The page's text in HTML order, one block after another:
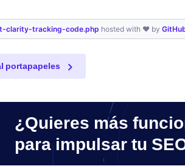
clarity-tracking-code.php hosted with ❤ by
portapapeles
¿Quieres más
para impulsar tu